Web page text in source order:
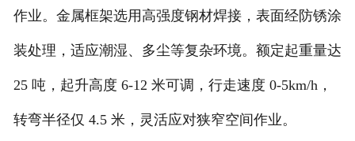
作业。金属框架选用高强度钢材焊接，表面经防锈涂
装处理，适应潮湿、多尘等复杂环境。额定起重量达
25 吨，起升高度 6-12 米可调，行走速度 0-5km/h，
转弯半径仅 4.5 米，灵活应对狭窄空间作业。